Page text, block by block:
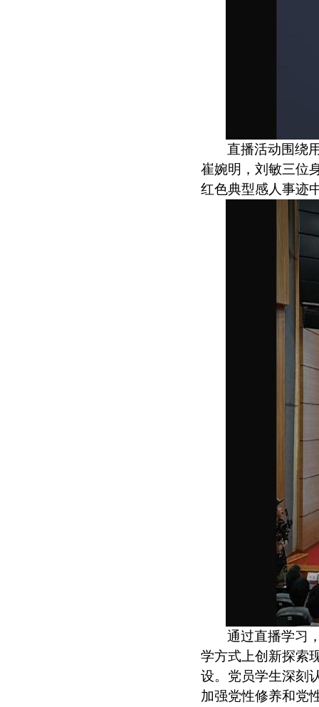
直播活动围绕
崔婉明，刘敏三位
红色典型感人事迹
通过直播学习
学方式上创新探索
设。党员学生深刻
加强党性修养和党